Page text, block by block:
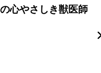
心やさしき獣医師